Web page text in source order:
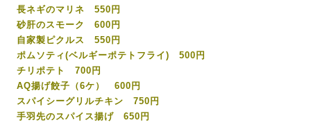
長ネギのマリネ 550円
砂肝のスモーク 600円
自家製ピクルス 550円
ポムソティ(ベルギーポテトフライ) 500円
チリポテト 700円
AQ揚げ餃子（6ケ） 600円
スパイシーグリルチキン 750円
手羽先のスパイス揚げ 650円